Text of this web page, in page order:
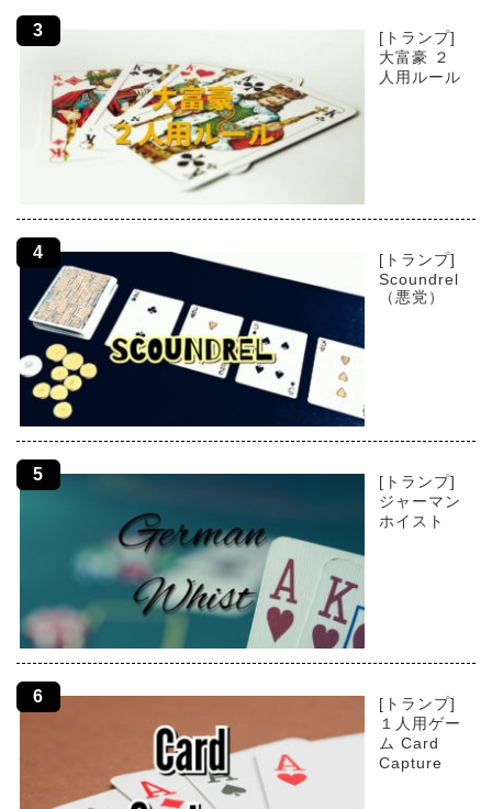
[トランプ]
大富豪 ２
人用ルール
[トランプ]
Scoundrel
（悪党）
[トランプ]
ジャーマン
ホイスト
[トランプ]
１人用ゲー
ム Card
Capture